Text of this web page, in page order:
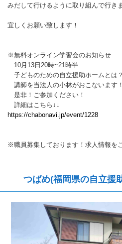
みだして行けるように取り組んで行きま
宜しくお願い致します！
※無料オンライン学習会のお知らせ
10月13日20時~21時半
子どものための自立援助ホームとは？
講師を当法人の小林がおこないます！
是非！ご参加ください！
詳細はこちら↓↓
https://chabonavi.jp/event/1228
※職員募集しております！求人情報を
つばめ(福岡県の自立援